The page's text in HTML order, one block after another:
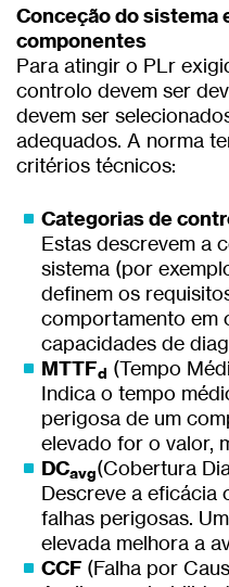
Conceção do sistema
componentes
Para atingir o PLr
controlo devem ser
devem ser
adequados. A norma
critérios técnicos:
Categorias de
Estas descrevem a
sistema (por
definem os
comportamento em
capacidades de
MTTFd (Tempo
Indica o tempo
perigosa de um
elevado for o valor,
DCavg(Cobertura
Descreve a eficácia
falhas perigosas.
elevada melhora a
CCF (Falha por